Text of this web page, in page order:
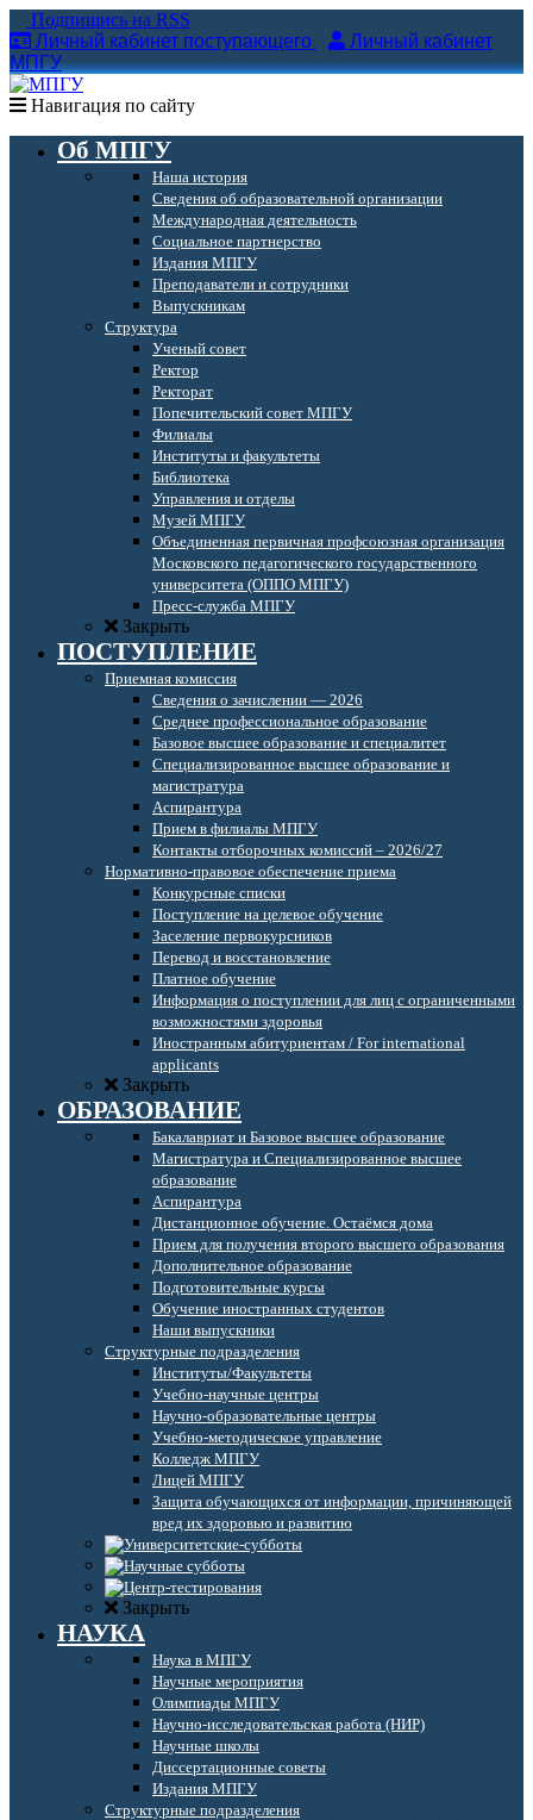
Подпишись на RSS
Личный кабинет поступающего
Личный кабинет
МПГУ
Навигация по сайту
Об МПГУ
Наша история
Сведения об образовательной организации
Международная деятельность
Социальное партнерство
Издания МПГУ
Преподаватели и сотрудники
Выпускникам
Структура
Ученый совет
Ректор
Ректорат
Попечительский совет МПГУ
Филиалы
Институты и факультеты
Библиотека
Управления и отделы
Музей МПГУ
Объединенная первичная профсоюзная организация
Московского педагогического государственного
университета (ОППО МПГУ)
Пресс-служба МПГУ
Закрыть
ПОСТУПЛЕНИЕ
Приемная комиссия
Сведения о зачислении — 2026
Среднее профессиональное образование
Базовое высшее образование и специалитет
Специализированное высшее образование и
магистратура
Аспирантура
Прием в филиалы МПГУ
Контакты отборочных комиссий – 2026/27
Нормативно-правовое обеспечение приема
Конкурсные списки
Поступление на целевое обучение
Заселение первокурсников
Перевод и восстановление
Платное обучение
Информация о поступлении для лиц с ограниченными
возможностями здоровья
Иностранным абитуриентам / For international
applicants
Закрыть
ОБРАЗОВАНИЕ
Бакалавриат и Базовое высшее образование
Магистратура и Специализированное высшее
образование
Аспирантура
Дистанционное обучение. Остаёмся дома
Прием для получения второго высшего образования
Дополнительное образование
Подготовительные курсы
Обучение иностранных студентов
Наши выпускники
Структурные подразделения
Институты/Факультеты
Учебно-научные центры
Научно-образовательные центры
Учебно-методическое управление
Колледж МПГУ
Лицей МПГУ
Защита обучающихся от информации, причиняющей
вред их здоровью и развитию
Закрыть
НАУКА
Наука в МПГУ
Научные мероприятия
Олимпиады МПГУ
Научно-исследовательская работа (НИР)
Научные школы
Диссертационные советы
Издания МПГУ
Структурные подразделения